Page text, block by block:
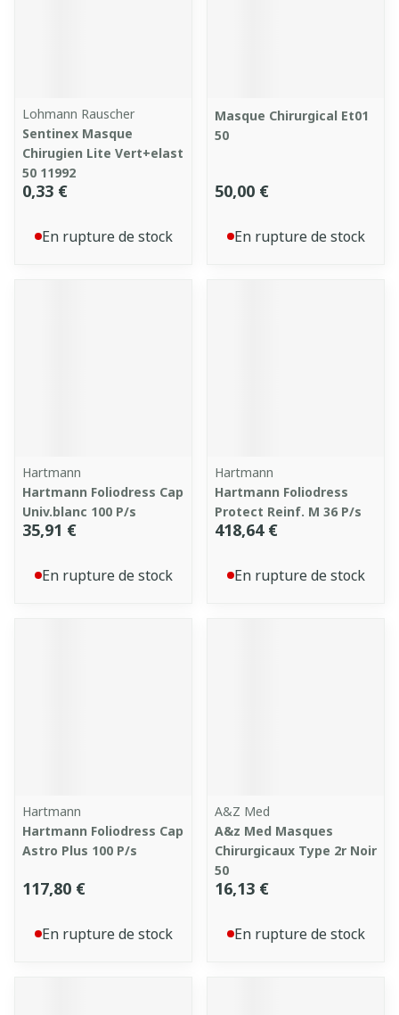
Lohmann Rauscher
Sentinex Masque
Chirugien Lite Vert+elast
50 11992
0,33 €
En rupture de stock
Masque Chirurgical Et01
50
50,00 €
En rupture de stock
Hartmann
Hartmann Foliodress Cap
Univ.blanc 100 P/s
35,91 €
En rupture de stock
Hartmann
Hartmann Foliodress
Protect Reinf. M 36 P/s
418,64 €
En rupture de stock
Hartmann
Hartmann Foliodress Cap
Astro Plus 100 P/s
117,80 €
En rupture de stock
A&Z Med
A&z Med Masques
Chirurgicaux Type 2r Noir
50
16,13 €
En rupture de stock